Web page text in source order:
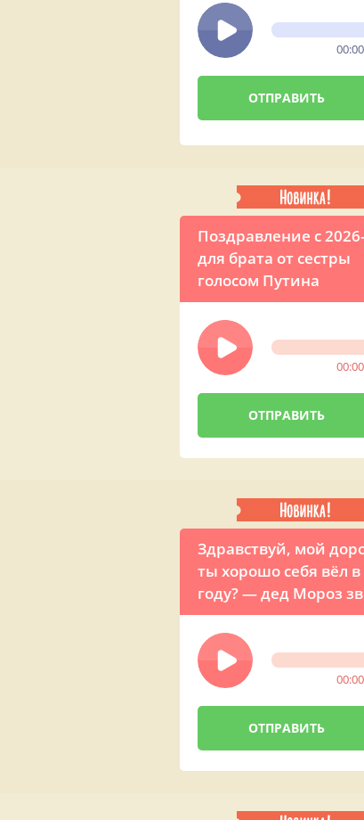
00:00
Поздравление с
для брата от сестры
голосом Путина
00:00
Здравствуй, мой
ты хорошо себя вёл в
году? — дед Мороз
прикольным
мужчине
00:00